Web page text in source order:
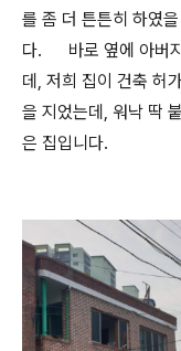
를 좀 더 튼튼히 하였
다. 바로 옆에 아버지
데, 저희 집이 건축 허
을 지었는데, 워낙 딱
은 집입니다.